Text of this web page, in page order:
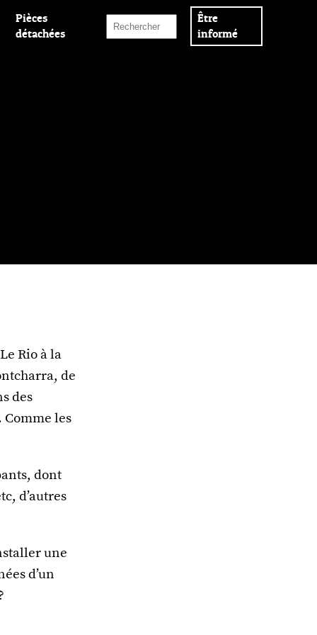
Pièces
détachées
Être
informé
Rio à la
de
des
les
dont
d’autres
une
d’un